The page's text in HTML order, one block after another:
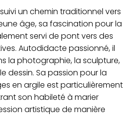
suivi un chemin traditionnel vers
âge, sa fascination pour la
servi de pont vers des
Autodidacte passionné, il
la photographie, la sculpture,
dessin. Sa passion pour la
en argile est particulièrement
son habileté à marier
artistique de manière